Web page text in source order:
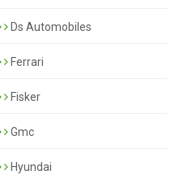
Ds Automobiles
Ferrari
Fisker
Gmc
Hyundai